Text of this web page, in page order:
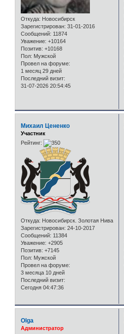
Откуда: Новосибирск
Зарегистрирован: 31-01-2016
Сообщений: 11874
Уважение: +10164
Позитив: +10168
Пол: Мужской
Провел на форуме:
1 месяц 29 дней
Последний визит:
31-07-2026 20:54:45
Михаил Цененко
Участник
Рейтинг:
Откуда: Новосибирск. Золотая Нива
Зарегистрирован: 24-10-2017
Сообщений: 11384
Уважение: +2905
Позитив: +7145
Пол: Мужской
Провел на форуме:
3 месяца 10 дней
Последний визит:
Сегодня 04:47:36
Olga
Администратор